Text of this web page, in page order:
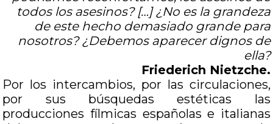
todos los asesinos? […] ¿No es la grandeza
de este hecho demasiado grande para
nosotros? ¿Debemos aparecer dignos de
ella?
Friederich Nietzche.
Por los intercambios, por las circulaciones,
por sus búsquedas estéticas las
producciones fílmicas españolas e italianas